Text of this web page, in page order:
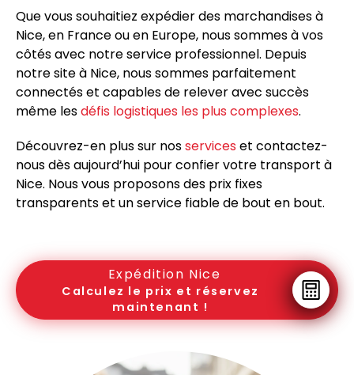
Que vous souhaitiez expédier des marchandises à
Nice, en France ou en Europe, nous sommes à vos
côtés avec notre service professionnel. Depuis
notre site à Nice, nous sommes parfaitement
connectés et capables de relever avec succès
même lesdéfis logistiques les plus complexes.
Découvrez-en plus sur nosservices et contactez-
nous dès aujourd’hui pour confier votre transport à
Nice. Nous vous proposons des prix fixes
transparents et un service fiable de bout en bout.
Expédition Nice
Calculez le prix et réservez
maintenant !